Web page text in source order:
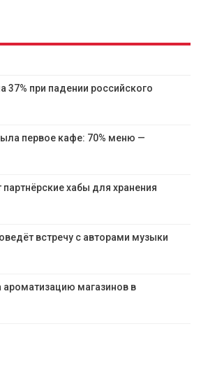
37% при падении российского
первое кафе: 70% меню —
хабы для хранения
встречу с авторами музыки
ароматизацию магазинов в